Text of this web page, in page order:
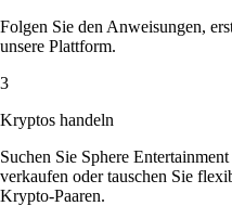
Folgen Sie den Anweisungen,
unsere Plattform.
3
Kryptos handeln
Suchen Sie Sphere
verkaufen oder tauschen Sie
Krypto-Paaren.